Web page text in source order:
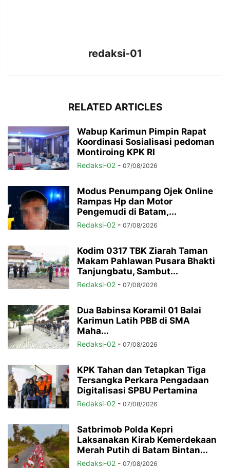
redaksi-01
RELATED ARTICLES
Wabup Karimun Pimpin Rapat
Koordinasi Sosialisasi pedoman
Montiroing KPK RI
Redaksi-02 - 07/08/2026
Modus Penumpang Ojek Online
Rampas Hp dan Motor
Pengemudi di Batam,...
Redaksi-02 - 07/08/2026
Kodim 0317 TBK Ziarah Taman
Makam Pahlawan Pusara Bhakti
Tanjungbatu, Sambut...
Redaksi-02 - 07/08/2026
Dua Babinsa Koramil 01 Balai
Karimun Latih PBB di SMA
Maha...
Redaksi-02 - 07/08/2026
KPK Tahan dan Tetapkan Tiga
Tersangka Perkara Pengadaan
Digitalisasi SPBU Pertamina
Redaksi-02 - 07/08/2026
Satbrimob Polda Kepri
Laksanakan Kirab Kemerdekaan
Merah Putih di Batam Bintan...
Redaksi-02 - 07/08/2026